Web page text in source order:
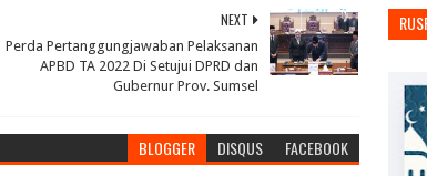
NEXT
Perda Pertanggungjawaban Pelaksanan
APBD TA 2022 Di Setujui DPRD dan
Gubernur Prov. Sumsel
BLOGGER DISQUS FACEBOOK